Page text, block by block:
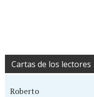
Cartas de los lectores
Roberto